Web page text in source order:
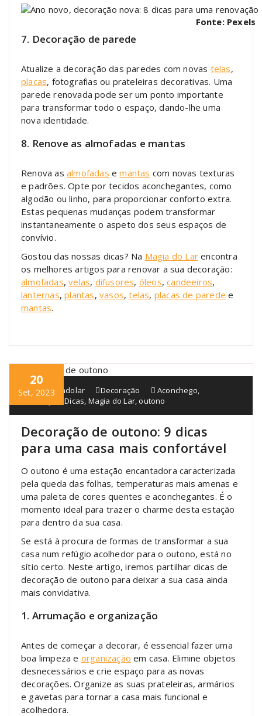
Fonte: Pexels
7. Decoração de parede
Atualize a decoração das paredes com novas telas,
placas, fotografias ou prateleiras decorativas. Uma
parede renovada pode ser um ponto importante
para transformar todo o espaço, dando-lhe uma
nova identidade.
8. Renove as almofadas e mantas
Renova as almofadas emantas com novas texturas
e padrões. Opte por tecidos aconchegantes, como
algodão ou linho, para proporcionar conforto extra.
Estas pequenas mudanças podem transformar
instantaneamente o aspeto dos seus espaços de
convívio.
Gostou das nossas dicas? Na Magia do Lar encontra
os melhores artigos para renovar a sua decoração:
almofadas,velas, difusores, óleos,candeeiros,
lanternas,plantas,vasos,telas, placas de parede e
mantas.
20
Set, 2023
blogmagiadolar Decoração Aconchego,
,Dicas, Magia do Lar,outono
Decoração de outono: 9 dicas
para uma casa mais confortável
O outono é uma estação encantadora caracterizada
pela queda das folhas, temperaturas mais amenas e
uma paleta de cores quentes e aconchegantes. É o
momento ideal para trazer o charme desta estação
para dentro da sua casa.
Se está à procura de formas de transformar a sua
casa num refúgio acolhedor para o outono, está no
sítio certo. Neste artigo, iremos partilhar dicas de
decoração de outono para deixar a sua casa ainda
mais convidativa.
1. Arrumação e organização
Antes de começar a decorar, é essencial fazer uma
boa limpeza e organização em casa. Elimine objetos
desnecessários e crie espaço para as novas
decorações. Organize as suas prateleiras, armários
e gavetas para tornar a casa mais funcional e
acolhedora.